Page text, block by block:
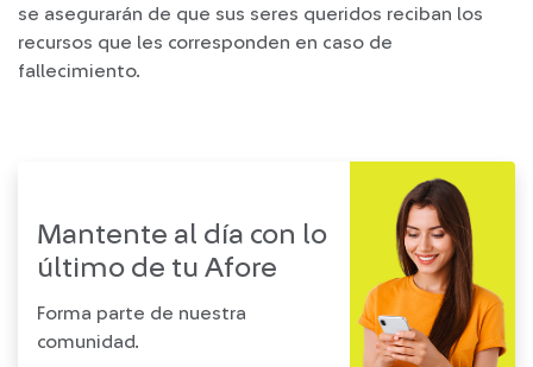
se asegurarán de que sus seres queridos reciban los
recursos que les corresponden en caso de
fallecimiento.
Mantente al día con lo
último de tu Afore​
Forma parte de nuestra
comunidad.​